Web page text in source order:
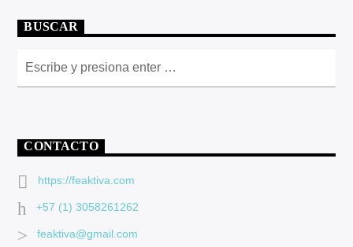
BUSCAR
CONTACTO
https://feaktiva.com
+57 (1) 3058261262
feaktiva@gmail.com